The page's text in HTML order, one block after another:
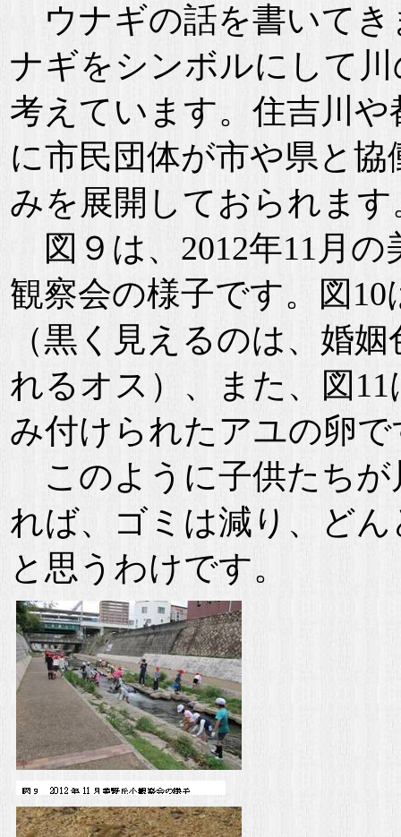
ウナギの話を書いてき
ナギをシンボルにして
考えています。住吉川
に市民団体が市や県と
みを展開しておられます
図９は、2012年11月の
観察会の様子です。図
（黒く見えるのは、婚
れるオス）、また、図
み付けられたアユの卵で
このように子供たちが
れば、ゴミは減り、ど
と思うわけです。